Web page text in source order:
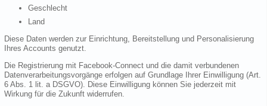
Geschlecht
Land
Diese Daten werden zur Einrichtung, Bereitstellung und Personalisierung
Ihres Accounts genutzt.
Die Registrierung mit Facebook-Connect und die damit verbundenen
Datenverarbeitungsvorgänge erfolgen auf Grundlage Ihrer Einwilligung (Art.
6 Abs. 1 lit. a DSGVO). Diese Einwilligung können Sie jederzeit mit
Wirkung für die Zukunft widerrufen.